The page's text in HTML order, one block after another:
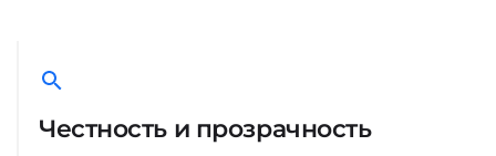
Честность и прозрачность